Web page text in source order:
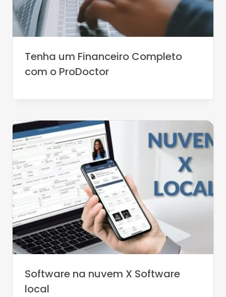
Tenha um Financeiro Completo
com o ProDoctor
Software na nuvem X Software
local